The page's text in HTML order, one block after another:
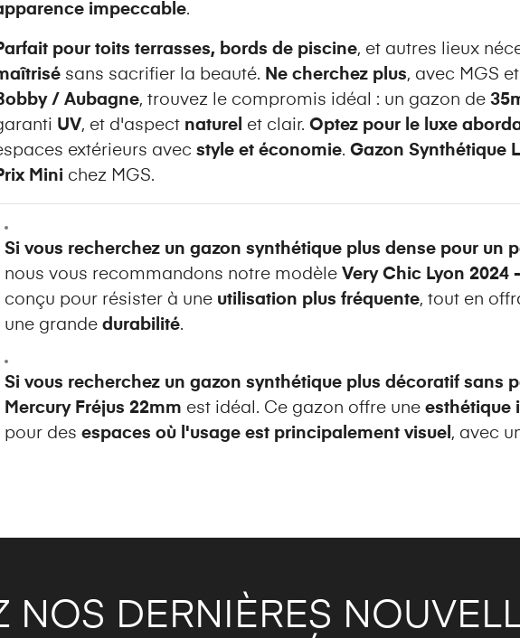
impeccable.
pour toits terrasses, bords de piscine, et autres lieux
sans sacrifier la beauté. Ne cherchez plus, avec MGS
/ Aubagne, trouvez le compromis idéal : un gazon de
UV, et d'aspect naturel et clair. Optez pour le luxe
extérieurs avec style et économie. Gazon Synthétique
Mini chez MGS.
Si vous recherchez un gazon synthétique plus dense pour un
nous vous recommandons notre modèle Very Chic Lyon 2024
conçu pour résister à une utilisation plus fréquente, tout en
une grande durabilité.
Si vous recherchez un gazon synthétique plus décoratif sans
Mercury Fréjus 22mm est idéal. Ce gazon offre une esthétique
pour des espaces où l'usage est principalement visuel , avec
NOS DERNIÈRES